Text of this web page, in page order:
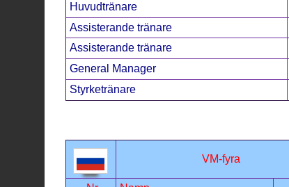
Huvudtränare
Assisterande tränare
Assisterande tränare
General Manager
Styrketränare
VM-fyra